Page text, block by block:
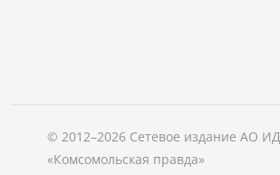
© 2012–2026 Сетевое издание АО ИД
«Комсомольская правда»